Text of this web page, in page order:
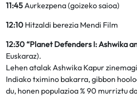
11:45Aurkezpena (goizeko saioa)
12:10 Hitzaldi berezia Mendi Film
12:30 “Planet Defenders I: Ashwika
Euskaraz).
Lehen atalak Ashwika Kapur
Indiako tximino bakarra, gibbon
du, honen populazioa % 90 murriztu